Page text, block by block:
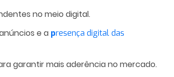
no meio digital.
e a presença digital das
garantir mais aderência no mercado.